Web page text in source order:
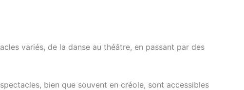
variés, de la danse au théâtre, en passant par des
bien que souvent en créole, sont accessibles